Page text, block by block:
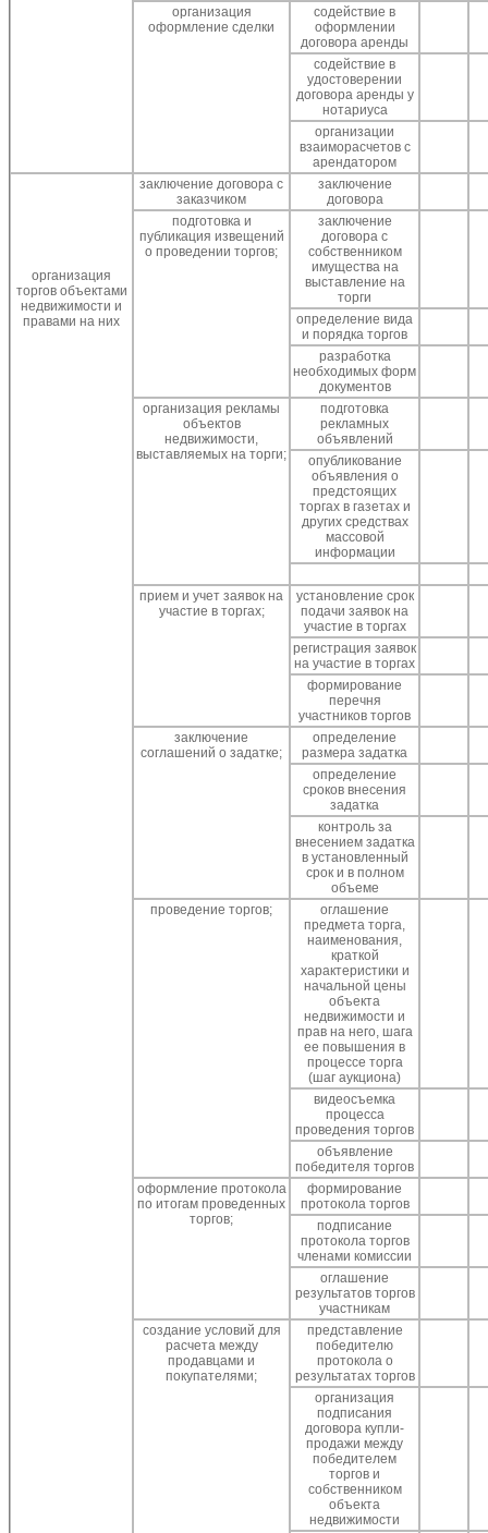
организация
оформление сделки
содействие в
оформлении
договора аренды
содействие в
удостоверении
договора аренды у
нотариуса
организации
взаиморасчетов с
арендатором
организация
торгов объектами
недвижимости и
правами на них
заключение договора с
заказчиком
заключение
договора
подготовка и
публикация извещений
о проведении торгов;
заключение
договора с
собственником
имущества на
выставление на
торги
определение вида
и порядка торгов
разработка
необходимых форм
документов
организация рекламы
объектов
недвижимости,
выставляемых на торги;
подготовка
рекламных
объявлений
опубликование
объявления о
предстоящих
торгах в газетах и
других средствах
массовой
информации
прием и учет заявок на
участие в торгах;
установление срок
подачи заявок на
участие в торгах
регистрация заявок
на участие в торгах
формирование
перечня
участников торгов
заключение
соглашений о задатке;
определение
размера задатка
определение
сроков внесения
задатка
контроль за
внесением задатка
в установленный
срок и в полном
объеме
проведение торгов;
оглашение
предмета торга,
наименования,
краткой
характеристики и
начальной цены
объекта
недвижимости и
прав на него, шага
ее повышения в
процессе торга
(шаг аукциона)
видеосъемка
процесса
проведения торгов
объявление
победителя торгов
оформление протокола
по итогам проведенных
торгов;
формирование
протокола торгов
подписание
протокола торгов
членами комиссии
оглашение
результатов торгов
участникам
создание условий для
расчета между
продавцами и
покупателями;
представление
победителю
протокола о
результатах торгов
организация
подписания
договора купли-
продажи между
победителем
торгов и
собственником
объекта
недвижимости